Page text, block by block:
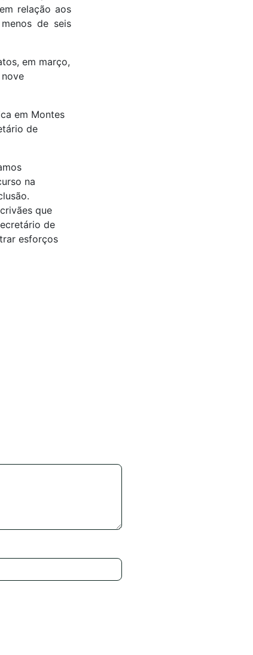
relação aos
de seis
em março,
em Montes
de
na
que
de
esforços